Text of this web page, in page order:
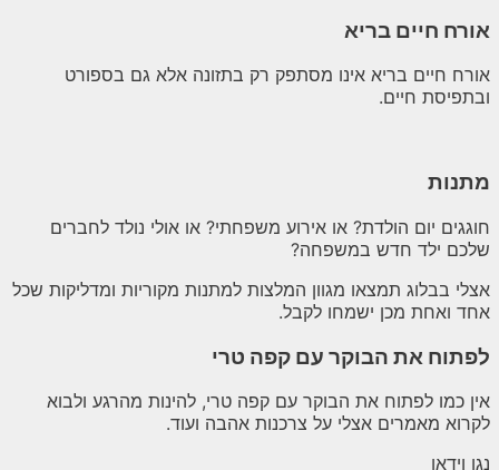
אורח חיים בריא
אורח חיים בריא אינו מסתפק רק בתזונה אלא גם בספורט
ובתפיסת חיים.
מתנות
חוגגים יום הולדת? או אירוע משפחתי? או אולי נולד לחברים
שלכם ילד חדש במשפחה?
אצלי בבלוג תמצאו מגוון המלצות למתנות מקוריות ומדליקות שכל
אחד ואחת מכן ישמחו לקבל.
לפתוח את הבוקר עם קפה טרי
אין כמו לפתוח את הבוקר עם קפה טרי, להינות מהרגע ולבוא
לקרוא מאמרים אצלי על צרכנות אהבה ועוד.
נגן וידאו